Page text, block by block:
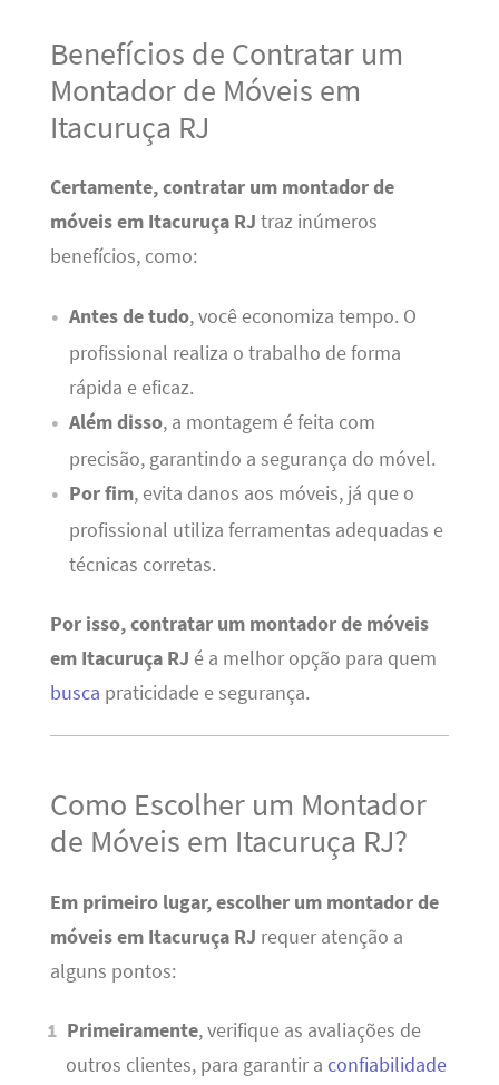
Benefícios de Contratar um
Montador de Móveis em
Itacuruça RJ
Certamente, contratar um montador de
móveis em Itacuruça RJ traz inúmeros
benefícios, como:
Antes de tudo, você economiza tempo. O
profissional realiza o trabalho de forma
rápida e eficaz.
Além disso, a montagem é feita com
precisão, garantindo a segurança do móvel.
Por fim, evita danos aos móveis, já que o
profissional utiliza ferramentas adequadas e
técnicas corretas.
Por isso, contratar um montador de móveis
em Itacuruça RJ é a melhor opção para quem
busca praticidade e segurança.
Como Escolher um Montador
de Móveis em Itacuruça RJ?
Em primeiro lugar, escolher um montador de
móveis em Itacuruça RJ requer atenção a
alguns pontos:
Primeiramente, verifique as avaliações de
outros clientes, para garantir a confiabilidade